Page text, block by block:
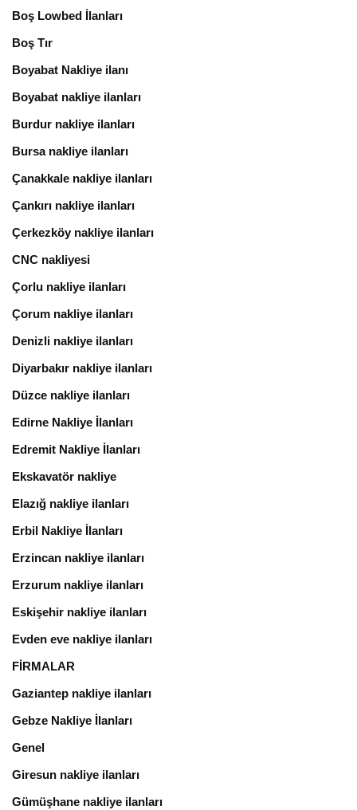
Boş Lowbed İlanları
Boş Tır
Boyabat Nakliye ilanı
Boyabat nakliye ilanları
Burdur nakliye ilanları
Bursa nakliye ilanları
Çanakkale nakliye ilanları
Çankırı nakliye ilanları
Çerkezköy nakliye ilanları
CNC nakliyesi
Çorlu nakliye ilanları
Çorum nakliye ilanları
Denizli nakliye ilanları
Diyarbakır nakliye ilanları
Düzce nakliye ilanları
Edirne Nakliye İlanları
Edremit Nakliye İlanları
Ekskavatör nakliye
Elazığ nakliye ilanları
Erbil Nakliye İlanları
Erzincan nakliye ilanları
Erzurum nakliye ilanları
Eskişehir nakliye ilanları
Evden eve nakliye ilanları
FİRMALAR
Gaziantep nakliye ilanları
Gebze Nakliye İlanları
Genel
Giresun nakliye ilanları
Gümüşhane nakliye ilanları